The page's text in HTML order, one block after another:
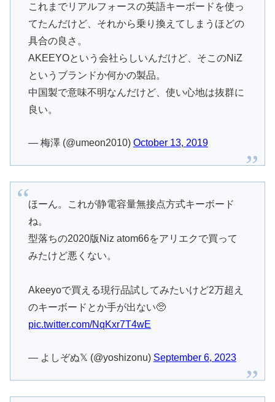
これまでリアルフォースの英語キーボードを使っ
てたんだけど、それから乗り換えてしまうほどの
具合の良さ。
AKEEYOという会社らしいんだけど、そこのNiZ
というブランドか何かの製品。
中国製で意味不明なんだけど、使い心地は抜群に
良い。
— 梅澤 (@umeon2010) October 13, 2019
ほーん。これが静電容量無接点方式キーボード
ね。
型落ちの2020版Niz atom66をアリエクで買って
みたけど悪くない。
Akeeyoで買える現行品試してみたいけど2万超え
のキーボードとか手が出ない🥺
pic.twitter.com/NqKxr7T4wE
— よしぞぬ𝕏 (@yoshizonu) September 6, 2023